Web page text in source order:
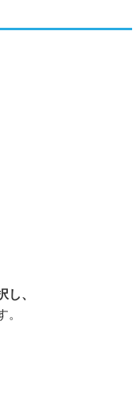
し、
。